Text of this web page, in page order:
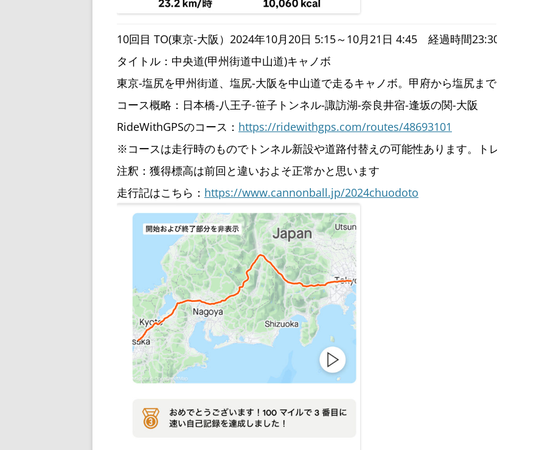
10回目 TO(東京-大阪）2024年10月20日 5:15～10月21日 4:45 経過時間23:30
タイトル：中央道(甲州街道中山道)キャノボ
東京-塩尻を甲州街道、塩尻-大阪を中山道で走るキャノボ。甲府から塩尻まで向かい風
コース概略：日本橋-八王子-笹子トンネル-諏訪湖-奈良井宿-逢坂の関-大阪
RideWithGPSのコース： https://ridewithgps.com/routes/48693101
※コースは走行時のものでトンネル新設や道路付替えの可能性あります。トレースされ
注釈：獲得標高は前回と違いおよそ正常かと思います
走行記はこちら： https://www.cannonball.jp/2024chuodoto